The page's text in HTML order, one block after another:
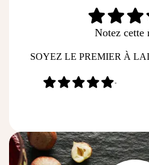
Notez cette
SOYEZ LE PREMIER À
-